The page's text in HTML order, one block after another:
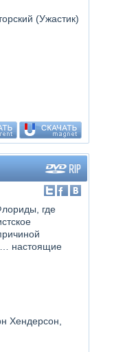
(Ужастик)
где
настоящие
Хендерсон,